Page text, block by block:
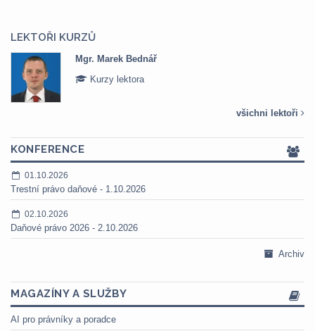
LEKTOŘI KURZŮ
Mgr. Marek Bednář
Kurzy lektora
všichni lektoři
KONFERENCE
01.10.2026
Trestní právo daňové - 1.10.2026
02.10.2026
Daňové právo 2026 - 2.10.2026
Archiv
MAGAZÍNY A SLUŽBY
AI pro právníky a poradce